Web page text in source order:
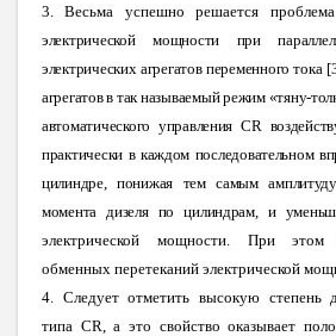
3. Весьма успешно решается
электрической мощности при
электрических агрегатов переменного
агрегатов в так называемый режим «тяну-
автоматического управленияCR
практически в каждом последовательном
цилиндре, понижая тем самым
момента дизеля по цилиндрам, и
электрической мощности. При этом
обменных перетеканий электрической
4. Следует отметить высокую степень
типа CR, а это свойство оказывает